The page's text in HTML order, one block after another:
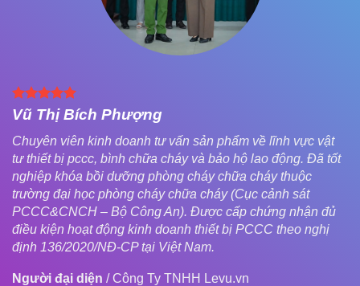
Vũ Thị Bích Phượng
Chuyên viên kinh doanh tư vấn sản phẩm về lĩnh vực vật
tư thiết bị pccc, bình chữa cháy và bảo hộ lao động. Đã tốt
nghiệp khóa bồi dưỡng phòng cháy chữa cháy thuộc
trường đại học phòng cháy chữa cháy (Cục cảnh sát
PCCC&CNCH – Bộ Công An). Được cấp chứng nhận đủ
điều kiện hoạt động kinh doanh thiết bị PCCC theo nghị
định 136/2020/NĐ-CP tại Việt Nam.
Người đại diện /Công Ty TNHH Levu.vn